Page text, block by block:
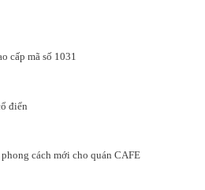
cấp mã số 1031
điển
cách mới cho quán CAFE